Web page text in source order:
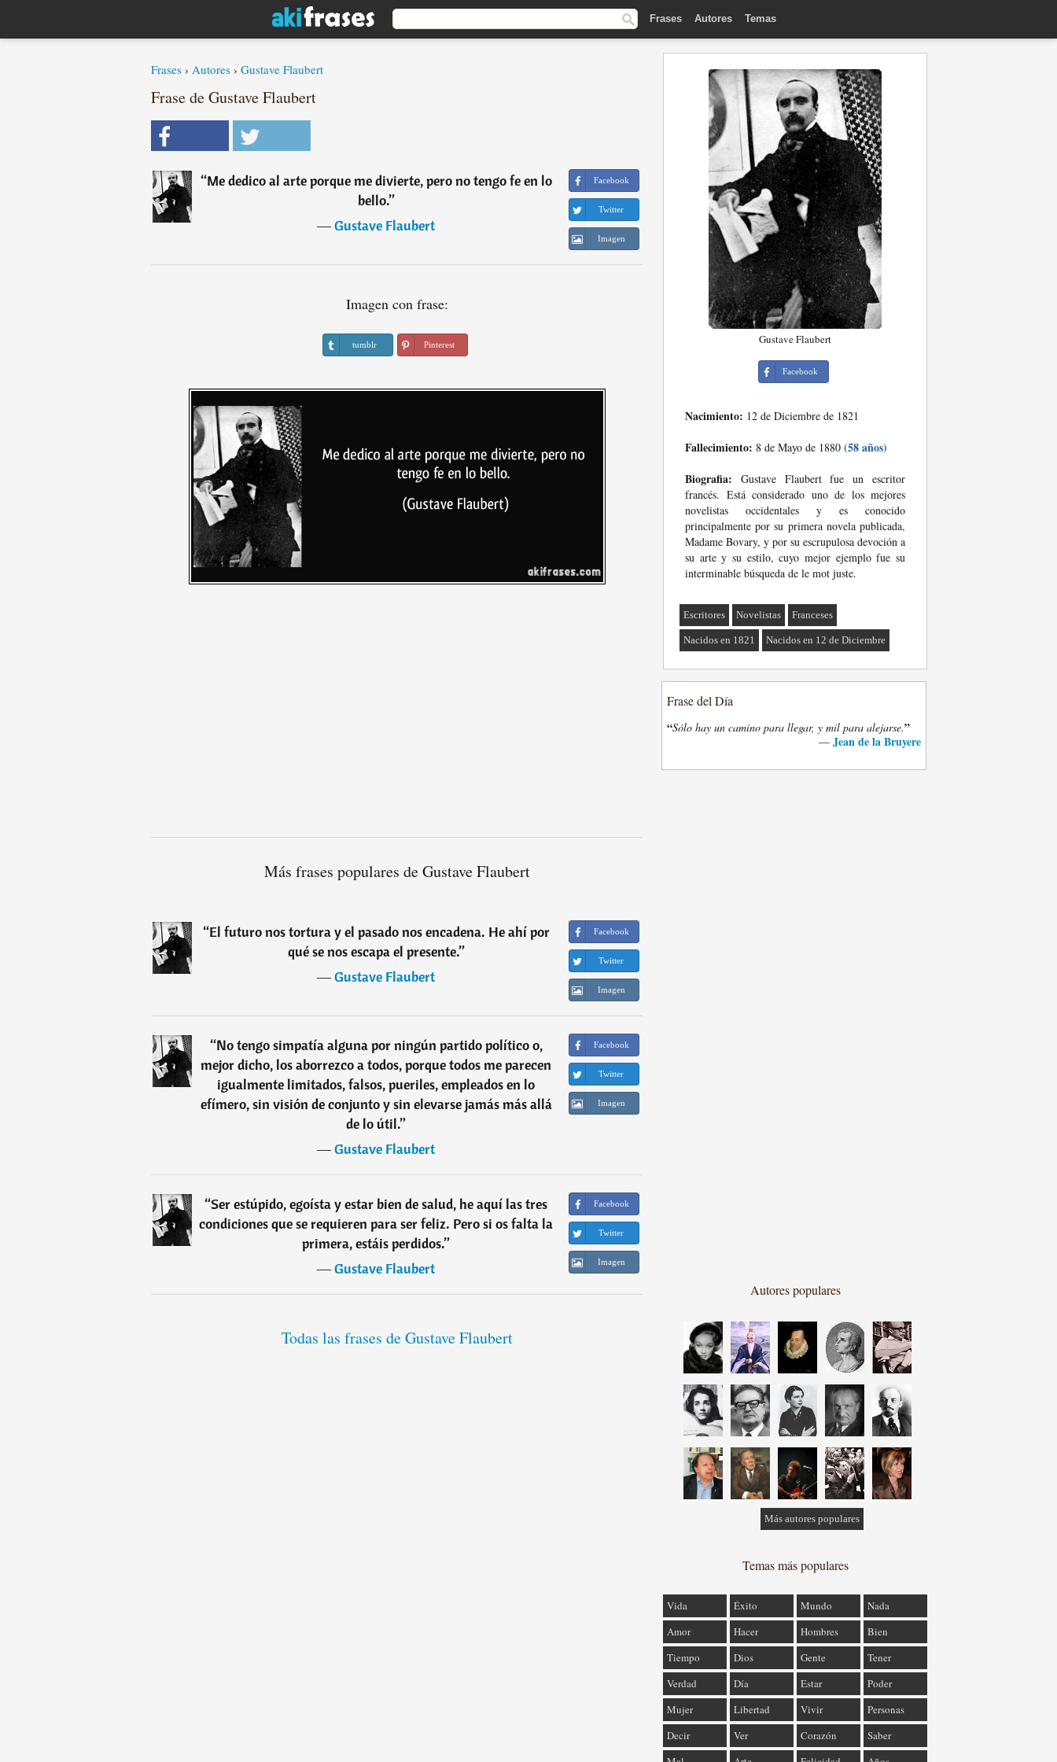
Frases Autores Temas
Frases › Autores › Gustave Flaubert
Frase de Gustave Flaubert
“Me dedico al arte porque me divierte, pero no tengo fe en lo
bello.”
―Gustave Flaubert
Facebook
Twitter
Imagen
Imagen con frase:
tumblr Pinterest
Más frases populares de Gustave Flaubert
“El futuro nos tortura y el pasado nos encadena. He ahí por
qué se nos escapa el presente.”
―Gustave Flaubert
Facebook
Twitter
Imagen
“No tengo simpatía alguna por ningún partido político o,
mejor dicho, los aborrezco a todos, porque todos me parecen
igualmente limitados, falsos, pueriles, empleados en lo
efímero, sin visión de conjunto y sin elevarse jamás más allá
de lo útil.”
―Gustave Flaubert
Facebook
Twitter
Imagen
“Ser estúpido, egoísta y estar bien de salud, he aquí las tres
condiciones que se requieren para ser feliz. Pero si os falta la
primera, estáis perdidos.”
―Gustave Flaubert
Facebook
Twitter
Imagen
Todas las frases de Gustave Flaubert
Gustave Flaubert
Facebook
Nacimiento: 12 de Diciembre de 1821
Fallecimiento: 8 de Mayo de 1880 (58 años)
Biografia: Gustave Flaubert fue un escritor
francés. Está considerado uno de los mejores
novelistas occidentales y es conocido
principalmente por su primera novela publicada,
Madame Bovary, y por su escrupulosa devoción a
su arte y su estilo, cuyo mejor ejemplo fue su
interminable búsqueda de le mot juste.
Escritores Novelistas Franceses
Nacidos en 1821 Nacidos en 12 de Diciembre
Frase del Día
“Sólo hay un camino para llegar, y mil para alejarse.”
— Jean de la Bruyere
Autores populares
Más autores populares
Temas más populares
Vida Éxito Mundo
Nada
Amor
Hacer Hombres
Bien
Tiempo
Dios Gente
Tener
Verdad
Día Estar
Poder
Mujer
Libertad Vivir
Personas
Decir
Ver Corazón
Saber